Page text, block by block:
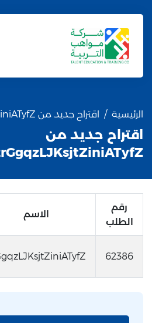
الرئيسية اقتراح جديد من zrGgqzLJKsjtZiniATyfZ
اقتراح جديد من
رقم
الطلب
الاسم
62386